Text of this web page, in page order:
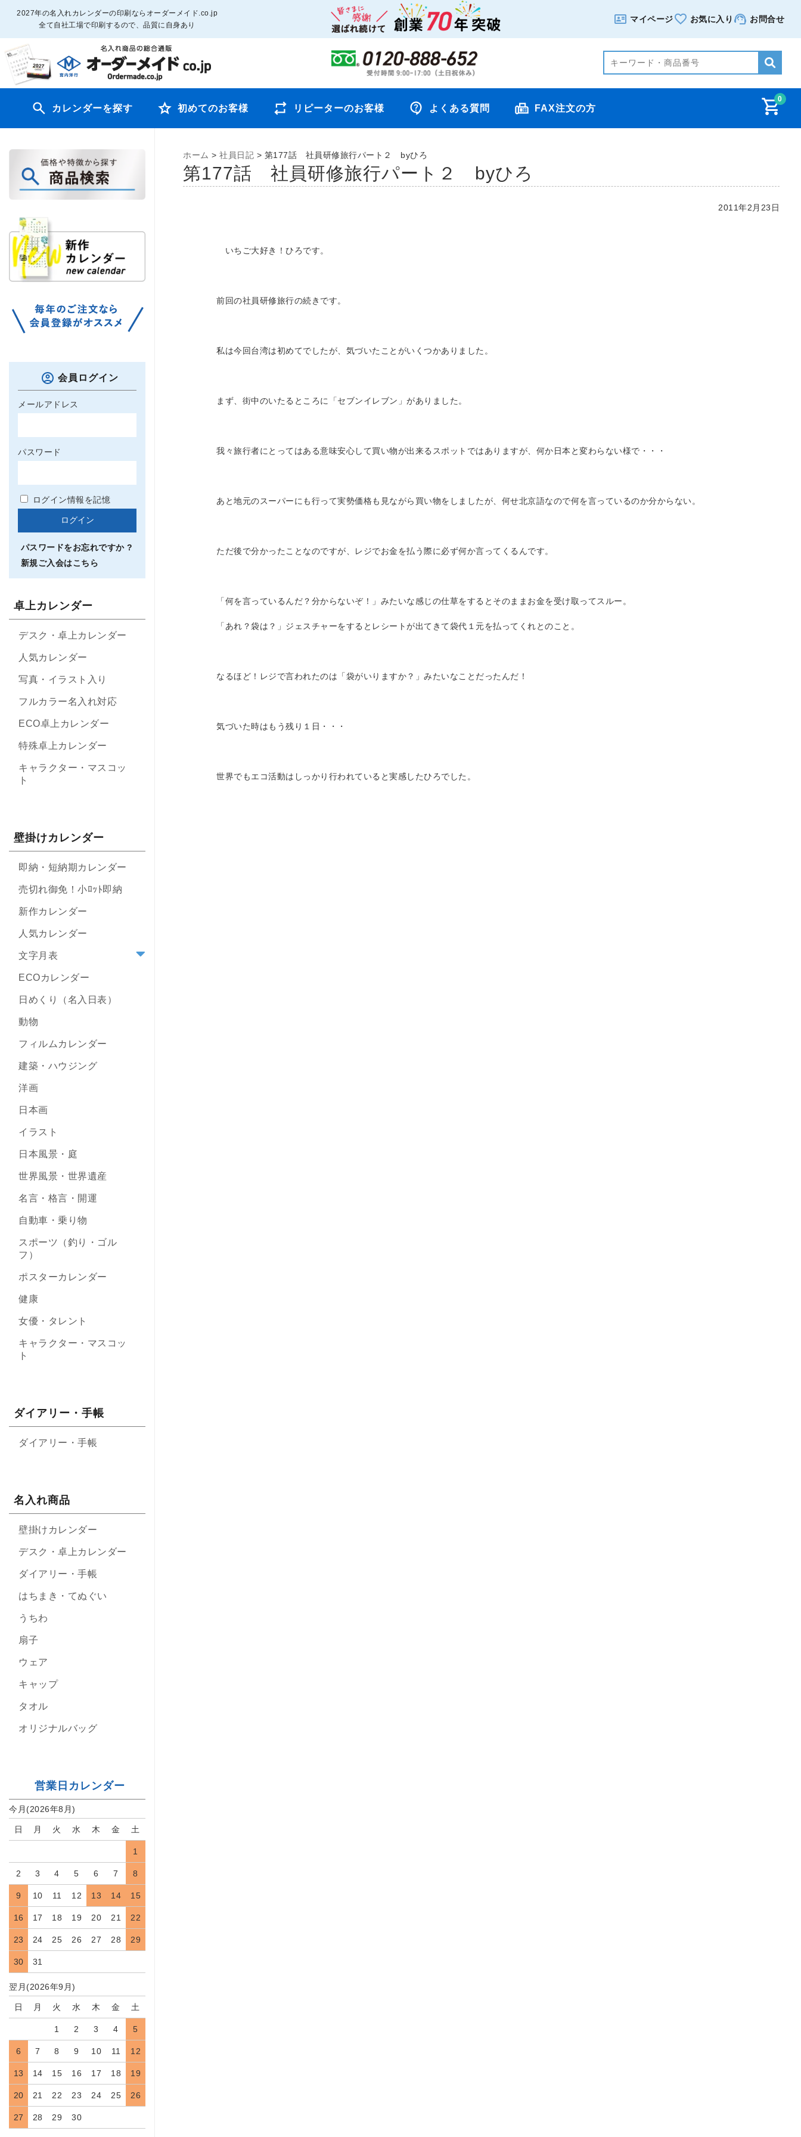
2027年の名入れカレンダーの印刷ならオーダーメイド.co.jp
全て自社工場で印刷するので、品質に自身あり
マイページ お気に入り お問合せ
0
カレンダーを探す 初めてのお客様 リピーターのお客様 よくある質問 FAX注文の方
ホーム > 社員日記 > 第177話 社員研修旅行パート２ byひろ
第177話 社員研修旅行パート２ byひろ
2011年2月23日
いちご大好き！ひろです。
前回の社員研修旅行の続きです。
私は今回台湾は初めてでしたが、気づいたことがいくつかありました。
まず、街中のいたるところに「セブンイレブン」がありました。
我々旅行者にとってはある意味安心して買い物が出来るスポットではありますが、何か日本と変わらない様で・・・
あと地元のスーパーにも行って実勢価格も見ながら買い物をしましたが、何せ北京語なので何を言っているのか分からない。
ただ後で分かったことなのですが、レジでお金を払う際に必ず何か言ってくるんです。
「何を言っているんだ？分からないぞ！」みたいな感じの仕草をするとそのままお金を受け取ってスルー。
「あれ？袋は？」ジェスチャーをするとレシートが出てきて袋代１元を払ってくれとのこと。
なるほど！レジで言われたのは「袋がいりますか？」みたいなことだったんだ！
気づいた時はもう残り１日・・・
世界でもエコ活動はしっかり行われていると実感したひろでした。
会員ログイン
メールアドレス
パスワード
ログイン情報を記憶
パスワードをお忘れですか ?
新規ご入会はこちら
卓上カレンダー
デスク・卓上カレンダー
人気カレンダー
写真・イラスト入り
フルカラー名入れ対応
ECO卓上カレンダー
特殊卓上カレンダー
キャラクター・マスコッ
ト
壁掛けカレンダー
即納・短納期カレンダー
売切れ御免！小ﾛｯﾄ即納
新作カレンダー
人気カレンダー
文字月表
ECOカレンダー
日めくり（名入日表）
動物
フィルムカレンダー
建築・ハウジング
洋画
日本画
イラスト
日本風景・庭
世界風景・世界遺産
名言・格言・開運
自動車・乗り物
スポーツ（釣り・ゴル
フ）
ポスターカレンダー
健康
女優・タレント
キャラクター・マスコッ
ト
ダイアリー・手帳
ダイアリー・手帳
名入れ商品
壁掛けカレンダー
デスク・卓上カレンダー
ダイアリー・手帳
はちまき・てぬぐい
うちわ
扇子
ウェア
キャップ
タオル
オリジナルバッグ
営業日カレンダー
今月(2026年8月)
日 月 火 水 木 金 土
1
2 3 4 5 6 7 8
9 10 11 12 13 14 15
16 17 18 19 20 21 22
23 24 25 26 27 28 29
30 31
翌月(2026年9月)
日 月 火 水 木 金 土
1 2 3 4 5
6 7 8 9 10 11 12
13 14 15 16 17 18 19
20 21 22 23 24 25 26
27 28 29 30